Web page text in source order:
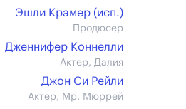
Эшли Крамер (иcп.)
Продюсер
Дженнифер Коннелли
Актер, Далия
Джон Си Рейли
Актер, Мр. Мюррей